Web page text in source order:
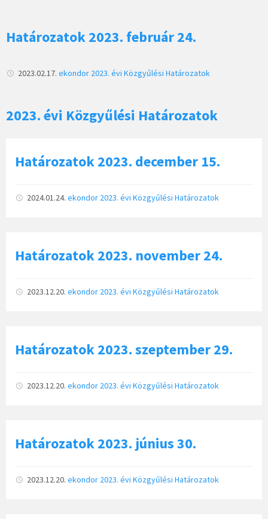
Határozatok 2023. február 24.
2023.02.17. ekondor 2023. évi Közgyűlési Határozatok
2023. évi Közgyűlési Határozatok
Határozatok 2023. december 15.
2024.01.24. ekondor 2023. évi Közgyűlési Határozatok
Határozatok 2023. november 24.
2023.12.20. ekondor 2023. évi Közgyűlési Határozatok
Határozatok 2023. szeptember 29.
2023.12.20. ekondor 2023. évi Közgyűlési Határozatok
Határozatok 2023. június 30.
2023.12.20. ekondor 2023. évi Közgyűlési Határozatok